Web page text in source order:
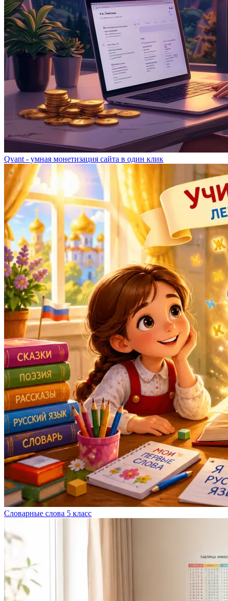
Qvant - умная монетизация сайта в один клик
Словарные слова 5 класс